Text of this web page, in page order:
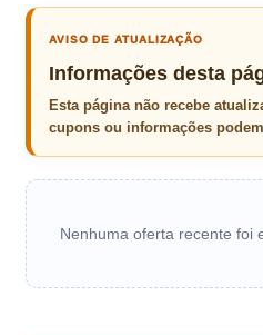
AVISO DE ATUALIZAÇÃO
Informações desta
Esta página não recebe
cupons ou informações
Nenhuma oferta recente foi